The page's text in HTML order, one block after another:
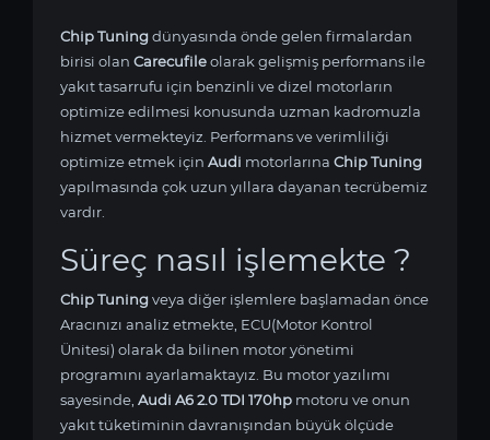
Chip Tuningdünyasında önde gelen firmalardan
birisi olan Carecufileolarak gelişmiş performans ile
yakıt tasarrufu için benzinli ve dizel motorların
optimize edilmesi konusunda uzman kadromuzla
hizmet vermekteyiz. Performans ve verimliliği
optimize etmek için Audi motorlarına Chip Tuning
yapılmasında çok uzun yıllara dayanan tecrübemiz
vardır.
Süreç nasıl işlemekte ?
Chip Tuningveya diğer işlemlere başlamadan önce
Aracınızı analiz etmekte, ECU(Motor Kontrol
Ünitesi) olarak da bilinen motor yönetimi
programını ayarlamaktayız. Bu motor yazılımı
sayesinde, Audi A6 2.0 TDI 170hp motoru ve onun
yakıt tüketiminin davranışından büyük ölçüde